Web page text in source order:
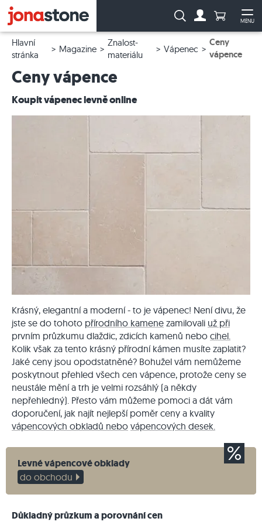
MENU
Vyhledávání:Počet
Hlavní
stránka
Magazine
Znalost-
materiálu
Vápenec
Ceny
vápence
Ceny vápence
Koupit vápenec levně online
Krásný, elegantní a moderní - to je vápenec! Není divu, že
jste se do tohoto přírodního kamene zamilovali už při
prvním průzkumu dlaždic, zdicích kamenů nebo cihel.
Kolik však za tento krásný přírodní kámen musíte zaplatit?
Jaké ceny jsou opodstatněné? Bohužel vám nemůžeme
poskytnout přehled všech cen vápence, protože ceny se
neustále mění a trh je velmi rozsáhlý (a někdy
nepřehledný). Přesto vám můžeme pomoci a dát vám
doporučení, jak najít nejlepší poměr ceny a kvality
vápencových obkladů nebo vápencových desek.
Levné vápencové obklady
do obchodu
Důkladný průzkum a porovnání cen